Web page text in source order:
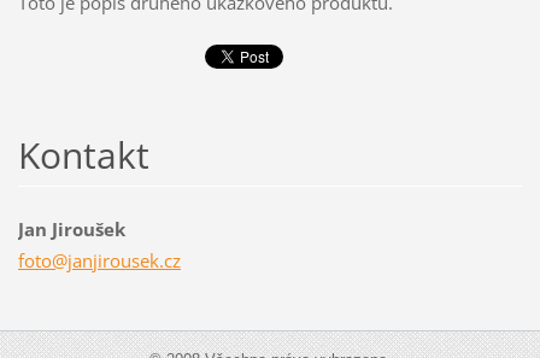
Kontakt
Jan Jiroušek
foto@janjirousek.cz